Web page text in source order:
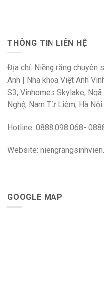
THÔNG TIN LIÊN HỆ
Địa chỉ: Niềng răng chuyên
Anh | Nha khoa Việt Anh
S3, Vinhomes Skylake,
Nghệ, Nam Từ Liêm, Hà Nội
Hotline: 0888.098.068-
Website:
GOOGLE MAP